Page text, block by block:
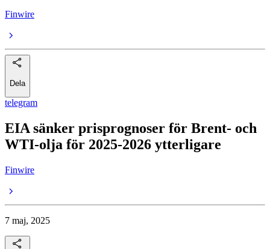
Finwire
Dela
telegram
EIA sänker prisprognoser för Brent- och
WTI-olja för 2025-2026 ytterligare
Finwire
7 maj, 2025